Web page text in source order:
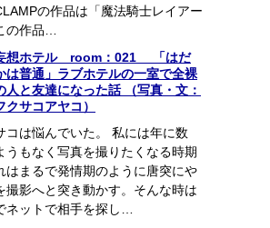
の作品は「魔法騎士レイアー
の作品…
想ホテル room：021 「はだ
は普通」ラブホテルの一室で全裸
人と友達になった話 （写真・文：
クサコアヤコ）
コは悩んでいた。 私には年に数
うもなく写真を撮りたくなる時期
はまるで発情期のように唐突にや
撮影へと突き動かす。そんな時は
ネットで相手を探し…